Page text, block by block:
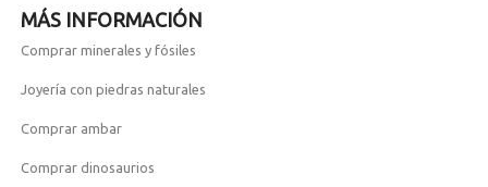
MÁS INFORMACIÓN
Comprar minerales y fósiles
Joyería con piedras naturales
Comprar ambar
Comprar dinosaurios